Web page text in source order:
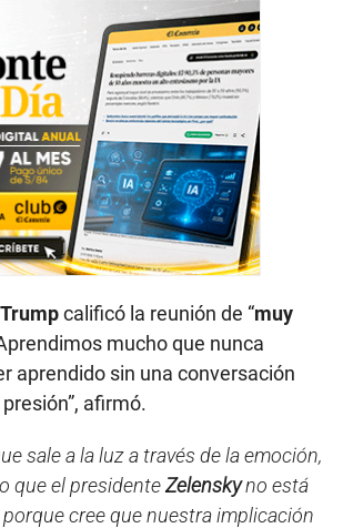
Trumpcalificó la reunión de “muy
mucho que nunca
aprendido sin una conversación
afirmó.
sale a la luz a través de la emoción,
que el presidenteZelenskyno está
cree que nuestra implicación